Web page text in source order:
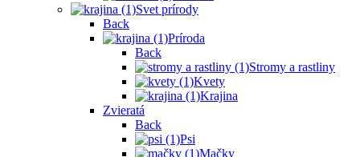
Svet prírody
Back
Príroda
Back
Stromy a rastliny
Kvety
Krajina
Zvieratá
Back
Psi
Mačky